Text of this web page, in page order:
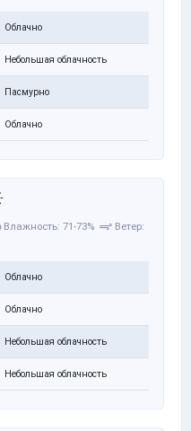
Облачно
Небольшая облачность
Пасмурно
Облачно
Влажность: 71-73%
Ветер:
Облачно
Облачно
Небольшая облачность
Небольшая облачность